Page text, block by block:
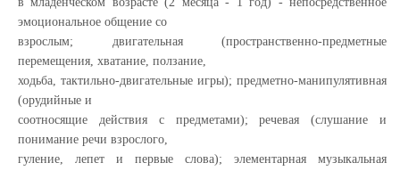
эмоциональное общение со
взрослым; двигательная (пространственно-предметные
перемещения, хватание, ползание,
ходьба, тактильно-двигательные игры); предметно-манипулятивная
(орудийные и
соотносящие действия с предметами); речевая (слушание и
понимание речи взрослого,
гуление, лепет и первые слова); элементарная музыкальная